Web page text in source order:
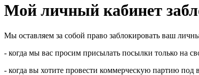
Мой личный кабинет
Мы оставляем за собой право заблокировать ваш
- когда мы вас просим присылать посылки только на
- когда вы хотите провести коммерческую партию